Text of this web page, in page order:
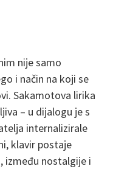
nije samo
i način na koji se
Sakamotova lirika
– u dijalogu je s
internalizirale
klavir postaje
između nostalgije i